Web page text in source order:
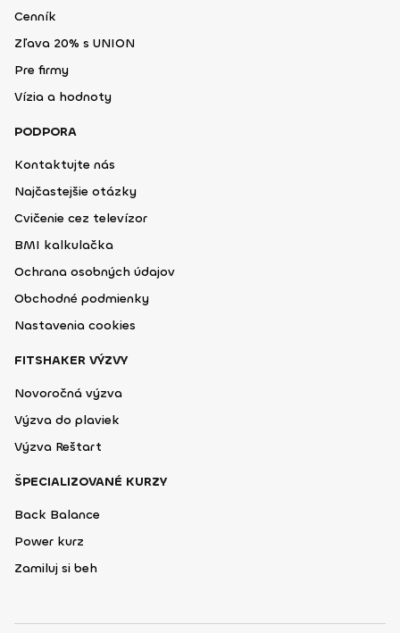
Cenník
Zľava 20% s UNION
Pre firmy
Vízia a hodnoty
PODPORA
Kontaktujte nás
Najčastejšie otázky
Cvičenie cez televízor
BMI kalkulačka
Ochrana osobných údajov
Obchodné podmienky
Nastavenia cookies
FITSHAKER VÝZVY
Novoročná výzva
Výzva do plaviek
Výzva Reštart
ŠPECIALIZOVANÉ KURZY
Back Balance
Power kurz
Zamiluj si beh